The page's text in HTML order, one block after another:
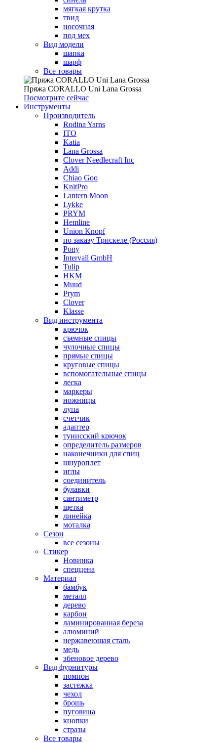
мягкая крутка
твид
носочная
под мех
Вид модели
шапка
шарф
Все товары
Пряжа CORALLO Uni Lana Grossa
Посмотрите сейчас
Инструменты
Производитель
Rodina Yarns
ITO
Katia
Lana Grossa
Clover Needlecraft Inc
Addi
Chiao Goo
KnitPro
Lantern Moon
Lykke
PRYM
Hemline
Union Knopf
по заказу Трискеле (Россия)
Pony
Intervall GmbH
Tulip
HKM
Muud
Prym
Clover
Klasse
Вид инструмента
крючок
съемные спицы
чулочные спицы
прямые спицы
круговые спицы
вспомогательные спицы
леска
маркеры
ножницы
лупа
счетчик
адаптер
тунисский крючок
определитель размеров
наконечники для спиц
шнуроплет
иглы
соединитель
булавки
сантиметр
щетка
линейка
моталка
Сезон
все сезоны
Стикер
Новинка
спеццена
Материал
бамбук
металл
дерево
карбон
ламинированная береза
алюминий
нержавеющая сталь
медь
эбеновое дерево
Вид фурнитуры
помпон
застежка
чехол
брошь
пуговица
кнопки
стразы
Все товары